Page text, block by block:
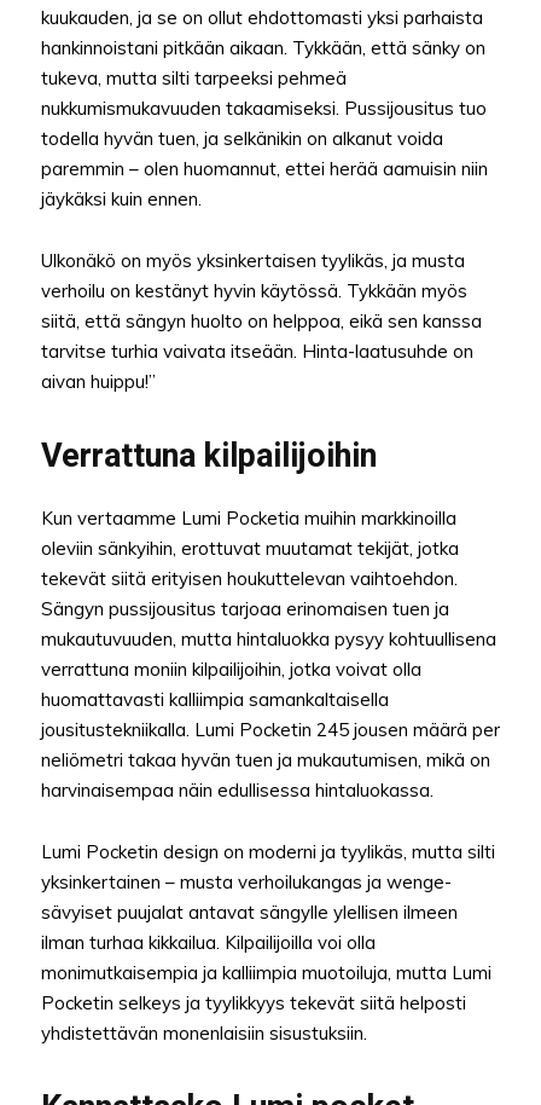
kuukauden, ja se on ollut ehdottomasti yksi parhaista
hankinnoistani pitkään aikaan. Tykkään, että sänky on
tukeva, mutta silti tarpeeksi pehmeä
nukkumismukavuuden takaamiseksi. Pussijousitus tuo
todella hyvän tuen, ja selkänikin on alkanut voida
paremmin – olen huomannut, ettei herää aamuisin niin
jäykäksi kuin ennen.
Ulkonäkö on myös yksinkertaisen tyylikäs, ja musta
verhoilu on kestänyt hyvin käytössä. Tykkään myös
siitä, että sängyn huolto on helppoa, eikä sen kanssa
tarvitse turhia vaivata itseään. Hinta-laatusuhde on
aivan huippu!”
Verrattuna kilpailijoihin
Kun vertaamme Lumi Pocketia muihin markkinoilla
oleviin sänkyihin, erottuvat muutamat tekijät, jotka
tekevät siitä erityisen houkuttelevan vaihtoehdon.
Sängyn pussijousitus tarjoaa erinomaisen tuen ja
mukautuvuuden, mutta hintaluokka pysyy kohtuullisena
verrattuna moniin kilpailijoihin, jotka voivat olla
huomattavasti kalliimpia samankaltaisella
jousitustekniikalla. Lumi Pocketin 245 jousen määrä per
neliömetri takaa hyvän tuen ja mukautumisen, mikä on
harvinaisempaa näin edullisessa hintaluokassa.
Lumi Pocketin design on moderni ja tyylikäs, mutta silti
yksinkertainen – musta verhoilukangas ja wenge-
sävyiset puujalat antavat sängylle ylellisen ilmeen
ilman turhaa kikkailua. Kilpailijoilla voi olla
monimutkaisempia ja kalliimpia muotoiluja, mutta Lumi
Pocketin selkeys ja tyylikkyys tekevät siitä helposti
yhdistettävän monenlaisiin sisustuksiin.